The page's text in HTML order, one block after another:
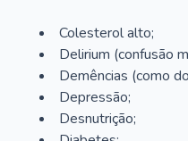
Colesterol alto;
Delirium (confusão
Demências (como
Depressão;
Desnutrição;